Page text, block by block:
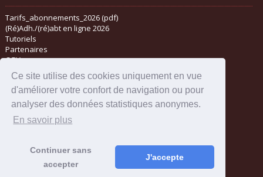
Ce site utilise des cookies uniquement en vue
d'améliorer votre confort de navigation ou pour
analyser des données statistiques anonymes.
En savoir plus
Continuer sans
accepter
J'accepte
Tarifs_abonnements_2026 (pdf)
(Ré)Adh./(ré)abt en ligne 2026
Tutoriels
Partenaires
CGV